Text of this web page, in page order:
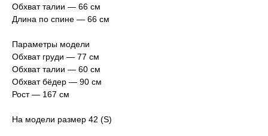
Обхват талии — 66 см
Длина по спине — 66 см
Параметры модели
Обхват груди — 77 см
Обхват талии — 60 см
Обхват бёдер — 90 см
Рост — 167 см
На модели размер 42 (S)